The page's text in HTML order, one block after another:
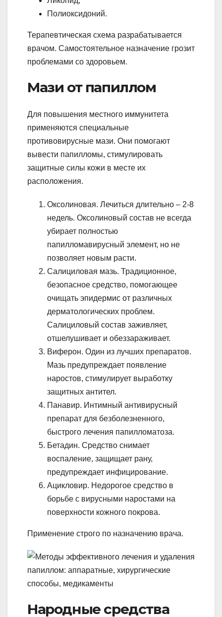
Полиоксидоний.
Терапевтическая схема разрабатывается
врачом. Самостоятельное назначение грозит
проблемами со здоровьем.
Мази от папиллом
Для повышения местного иммунитета
применяются специальные
противовирусные мази. Они помогают
вывести папилломы, стимулировать
защитные силы кожи в месте их
расположения.
Оксолиновая. Лечиться длительно – 2-8
недель. Оксолиновый состав не всегда
убирает полностью
папилломавирусный элемент, но не
позволяет новым расти.
Салициловая мазь. Традиционное,
безопасное средство, помогающее
очищать эпидермис от различных
дерматологических проблем.
Салициловый состав заживляет,
отшелушивает и обеззараживает.
Виферон. Один из лучших препаратов.
Мазь предупреждает появление
наростов, стимулирует выработку
защитных антител.
Панавир. Интимный антивирусный
препарат для безболезненного,
быстрого лечения папилломатоза.
Бетадин. Средство снимает
воспаление, защищает рану,
предупреждает инфицирование.
Ацикловир. Недорогое средство в
борьбе с вирусными наростами на
поверхности кожного покрова.
Применение строго по назначению врача.
Народные средства